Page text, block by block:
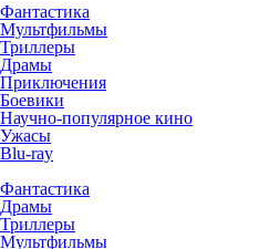
Фантастика
Мультфильмы
Триллеры
Драмы
Приключения
Боевики
Научно-популярное кино
Ужасы
Blu-ray
Фантастика
Драмы
Триллеры
Мультфильмы